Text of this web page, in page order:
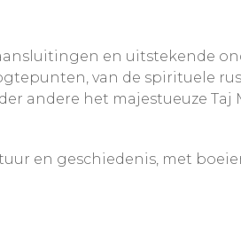
en uitstekende
van de spirituele
andere het majestueuze
en geschiedenis, met